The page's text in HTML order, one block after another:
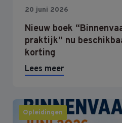
20 juni 2026
Nieuw boek
praktijk” nu
korting
Lees meer
Opleidingen